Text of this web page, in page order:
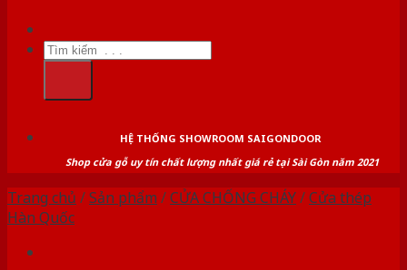
Tìm
kiếm:
HỆ THỐNG SHOWROOM SAIGONDOOR
Shop cửa gỗ uy tín chất lượng nhất giá rẻ tại Sài Gòn năm 2021
Trang chủ /Sản phẩm /CỬA CHỐNG CHÁY/Cửa thép
Hàn Quốc